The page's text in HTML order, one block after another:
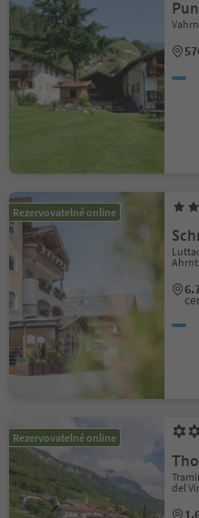
Rezervovatelné online
Rezervovatelné online
del